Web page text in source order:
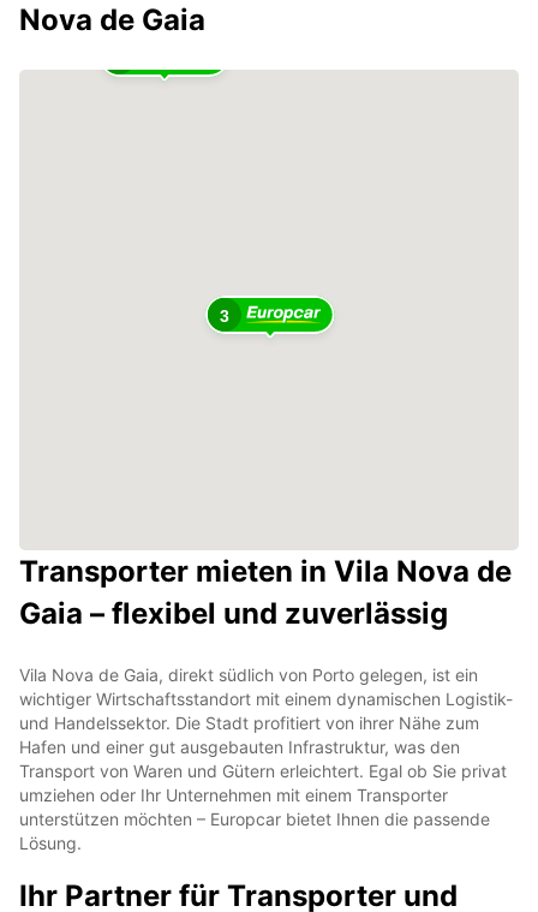
Nova de Gaia
3
Transporter mieten in Vila Nova de
Gaia – flexibel und zuverlässig
Vila Nova de Gaia, direkt südlich von Porto gelegen, ist ein
wichtiger Wirtschaftsstandort mit einem dynamischen Logistik-
und Handelssektor. Die Stadt profitiert von ihrer Nähe zum
Hafen und einer gut ausgebauten Infrastruktur, was den
Transport von Waren und Gütern erleichtert. Egal ob Sie privat
umziehen oder Ihr Unternehmen mit einem Transporter
unterstützen möchten – Europcar bietet Ihnen die passende
Lösung.
Ihr Partner für Transporter und